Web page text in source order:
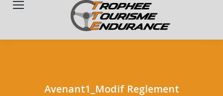
Avenant1_Modif Reglement